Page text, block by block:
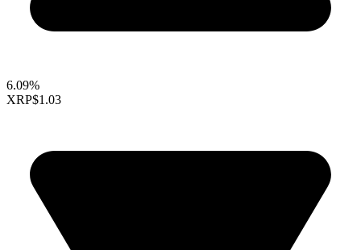
6.09%
XRP$1.03